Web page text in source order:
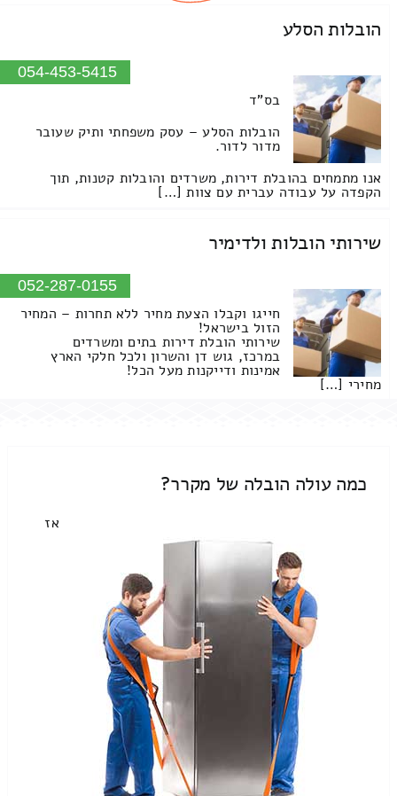
הובלות הסלע
054-453-5415
בס"ד
הובלות הסלע – עסק משפחתי ותיק שעובר
מדור לדור.
אנו מתמחים בהובלת דירות, משרדים והובלות קטנות, תוך
הקפדה על עבודה עברית עם צוות […]
שירותי הובלות ולדימיר
052-287-0155
חייגו וקבלו הצעת מחיר ללא תחרות – המחיר
הזול בישראל!
שירותי הובלת דירות בתים ומשרדים
במרכז, גוש דן והשרון ולכל חלקי הארץ
אמינות ודייקנות מעל הכל!
מחירי […]
כמה עולה הובלה של מקרר?
אז